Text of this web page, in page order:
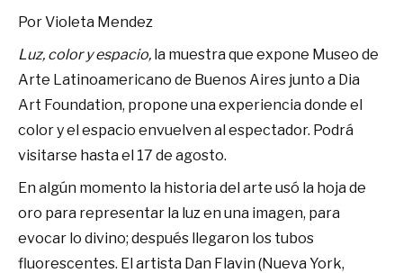
Por Violeta Mendez
Luz, color y espacio, la muestra que expone Museo de
Arte Latinoamericano de Buenos Aires junto a Dia
Art Foundation, propone una experiencia donde el
color y el espacio envuelven al espectador. Podrá
visitarse hasta el 17 de agosto.
En algún momento la historia del arte usó la hoja de
oro para representar la luz en una imagen, para
evocar lo divino; después llegaron los tubos
fluorescentes. El artista Dan Flavin (Nueva York,